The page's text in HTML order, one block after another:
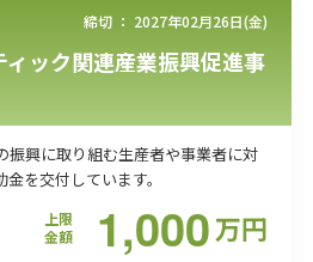
締切 ： 2027年02月26日(金)
ック関連産業振興促進事
振興に取り組む生産者や事業者に対
を交付しています。
上限
金額
1,000万円